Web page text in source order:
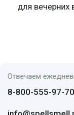
для
Отвечаем
8-800-555-97-70